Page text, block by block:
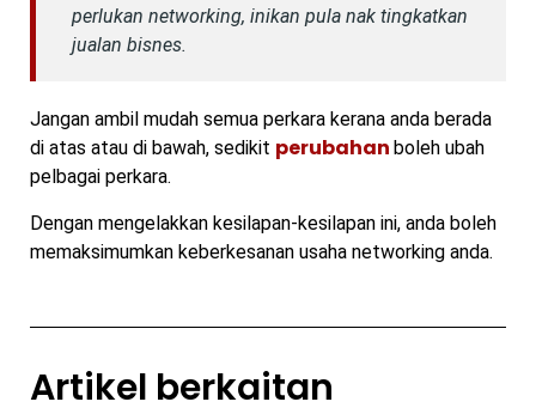
perlukan networking, inikan pula nak tingkatkan
jualan bisnes.
Jangan ambil mudah semua perkara kerana anda berada
di atas atau di bawah, sedikit perubahan boleh ubah
pelbagai perkara.
Dengan mengelakkan kesilapan-kesilapan ini, anda boleh
memaksimumkan keberkesanan usaha networking anda.
Artikel berkaitan